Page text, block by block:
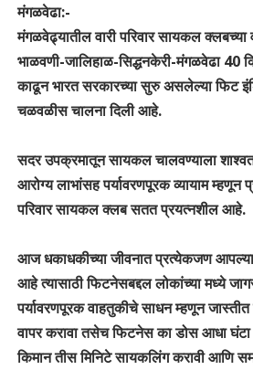
मंगळवेढा:-
मंगळवेढ्यातील वारी परिवार सायकल
भाळवणी-जालिहाळ-सिद्धनकेरी-मंगळवेढा 40
काढून भारत सरकारच्या सुरु असलेल्या फिट
चळवळीस चालना दिली आहे.
सदर उपक्रमातून सायकल चालवण्याला
आरोग्य लाभांसह पर्यावरणपूरक व्यायाम म्हणून
परिवार सायकल क्लब सतत प्रयत्नशील आहे.
आज धकाधकीच्या जीवनात प्रत्येकजण आपल्या
आहे त्यासाठी फिटनेसबद्दल लोकांच्या मध्ये
पर्यावरणपूरक वाहतुकीचे साधन म्हणून
वापर करावा तसेच फिटनेस का डोस आधा
किमान तीस मिनिटे सायकलिंग करावी आणि